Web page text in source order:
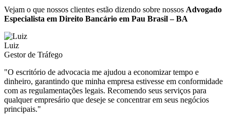
Vejam o que nossos clientes estão dizendo sobre nossos Advogado
Especialista em Direito Bancário em Pau Brasil – BA
Luiz
Gestor de Tráfego
"O escritório de advocacia me ajudou a economizar tempo e
dinheiro, garantindo que minha empresa estivesse em conformidade
com as regulamentações legais. Recomendo seus serviços para
qualquer empresário que deseje se concentrar em seus negócios
principais."